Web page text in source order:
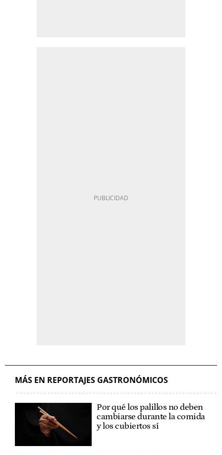
MÁS EN REPORTAJES GASTRONÓMICOS
Por qué los palillos no deben
cambiarse durante la comida
y los cubiertos sí